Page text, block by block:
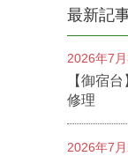
最新記
2026年7
【御宿
修理
2026年7